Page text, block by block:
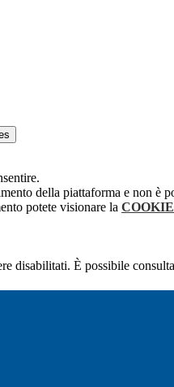
della piattaforma e non è
potete visionare la
disabilitati. È possibile